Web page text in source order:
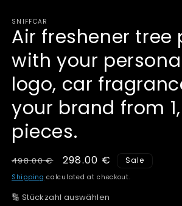
in
modal
SNIFFCAR
Air freshener tree
with your
logo, car
your brand from
pieces.
Regular
price
498.00 €
Sale
price
298.00 € Sale
Shipping calculated at checkout.
🔢 Stückzahl auswählen